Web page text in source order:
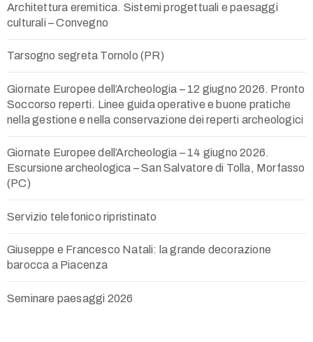
Architettura eremitica. Sistemi progettuali e paesaggi
culturali – Convegno
Tarsogno segreta Tornolo (PR)
Giornate Europee dell’Archeologia – 12 giugno 2026. Pronto
Soccorso reperti. Linee guida operative e buone pratiche
nella gestione e nella conservazione dei reperti archeologici
Giornate Europee dell’Archeologia – 14 giugno 2026.
Escursione archeologica – San Salvatore di Tolla, Morfasso
(PC)
Servizio telefonico ripristinato
Giuseppe e Francesco Natali: la grande decorazione
barocca a Piacenza
Seminare paesaggi 2026